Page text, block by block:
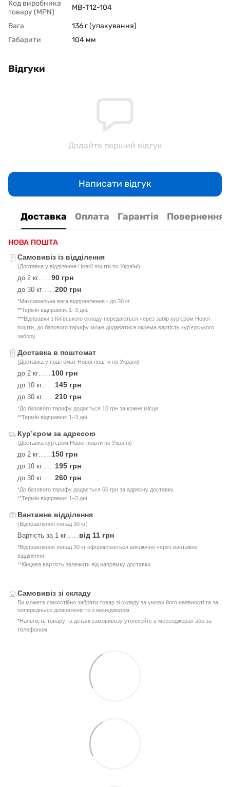
Код виробника
товару (MPN)
MB-T12-104
Вага
136 г (упакування)
Габарити
104 мм
Відгуки
Додайте перший відгук
Написати відгук
Доставка Оплата Гарантія Повернення
НОВА ПОШТА
Самовивіз із відділення
(Доставка у відділення Нової пошти по Україні)
до 2 кг 90 грн
до 30 кг 200 грн
*Максимальна вага відправлення - до 30 кг.
**Термін відправки: 1–3 дні.
***Відправки з Київського складу передаються через забір курʼєром Нової
пошти, до базового тарифу може додаватися окрема вартість курʼєрського
забору.
Доставка в поштомат
(Доставка у поштомат Нової пошти по Україні)
до 2 кг 100 грн
до 10 кг 145 грн
до 30 кг 210 грн
*До базового тарифу додається 10 грн за кожне місце.
**Термін відправки: 1–3 дні.
Курʼєром за адресою
(Доставка курʼєром Нової пошти по Україні)
до 2 кг 150 грн
до 10 кг 195 грн
до 30 кг 260 грн
*До базового тарифу додається 60 грн за адресну доставку.
**Термін відправки: 1–3 дні.
Вантажне відділення
(Відправлення понад 30 кг)
Вартість за 1 кг від 11 грн
*Відправлення понад 30 кг оформлюються виключно через вантажне
відділення.
**Кінцева вартість залежить від напрямку доставки.
Самовивіз зі складу
Ви можете самостійно забрати товар зі складу за умови його наявності та за
попередньою домовленістю з менеджером.
*Наявність товару та деталі самовивозу уточнюйте в месенджерах або за
телефоном.